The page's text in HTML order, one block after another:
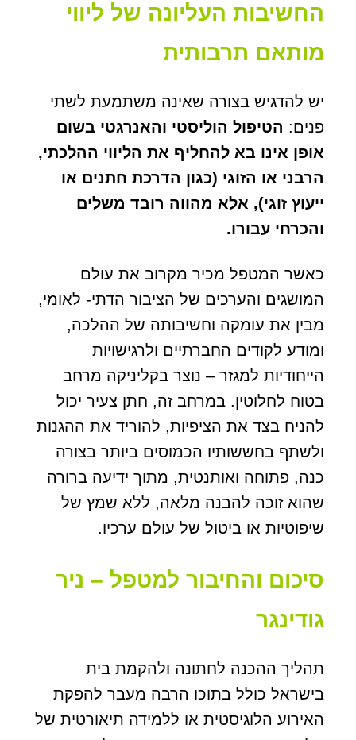
החשיבות העליונה של ליווי
מותאם תרבותית
יש להדגיש בצורה שאינה משתמעת לשתי
פנים: הטיפול הוליסטי והאנרגטי בשום
אופן אינו בא להחליף את הליווי ההלכתי,
הרבני או הזוגי (כגון הדרכת חתנים או
ייעוץ זוגי), אלא מהווה רובד משלים
והכרחי עבורו.
כאשר המטפל מכיר מקרוב את עולם
המושגים והערכים של הציבור הדתי- לאומי,
מבין את עומקה וחשיבותה של ההלכה,
ומודע לקודים החברתיים ולרגישויות
הייחודיות למגזר – נוצר בקליניקה מרחב
בטוח לחלוטין. במרחב זה, חתן צעיר יכול
להניח בצד את הציפיות, להוריד את ההגנות
ולשתף בחששותיו הכמוסים ביותר בצורה
כנה, פתוחה ואותנטית, מתוך ידיעה ברורה
שהוא זוכה להבנה מלאה, ללא שמץ של
שיפוטיות או ביטול של עולם ערכיו.
סיכום והחיבור למטפל – ניר
גודינגר
תהליך ההכנה לחתונה ולהקמת בית
בישראל כולל בתוכו הרבה מעבר להפקת
האירוע הלוגיסטית או ללמידה תיאורטית של